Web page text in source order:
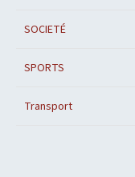
SOCIETÉ
SPORTS
Transport